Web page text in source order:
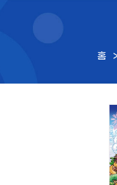
홈